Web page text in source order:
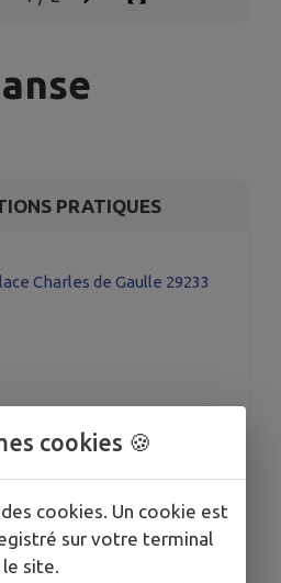
PRATIQUES
Charles de Gaulle 29233
cookies 🍪
cookies. Un cookie est
sur votre terminal
site.